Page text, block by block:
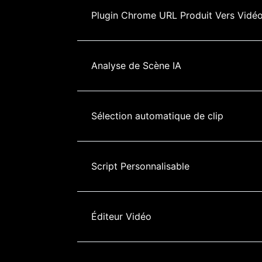
Plugin Chrome URL Produit Vers
Analyse de Scène IA
Sélection automatique de clip
Script Personnalisable
Éditeur Vidéo